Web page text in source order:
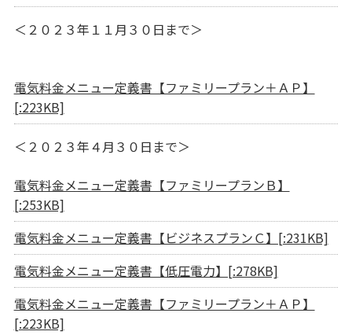
＜２０２３年１１月３０日まで＞
電気料金メニュー定義書【ファミリープラン＋ＡＰ】
[:223KB]
＜２０２３年４月３０日まで＞
電気料金メニュー定義書【ファミリープランＢ】
[:253KB]
電気料金メニュー定義書【ビジネスプランＣ】[:231KB]
電気料金メニュー定義書【低圧電力】[:278KB]
電気料金メニュー定義書【ファミリープラン＋ＡＰ】
[:223KB]